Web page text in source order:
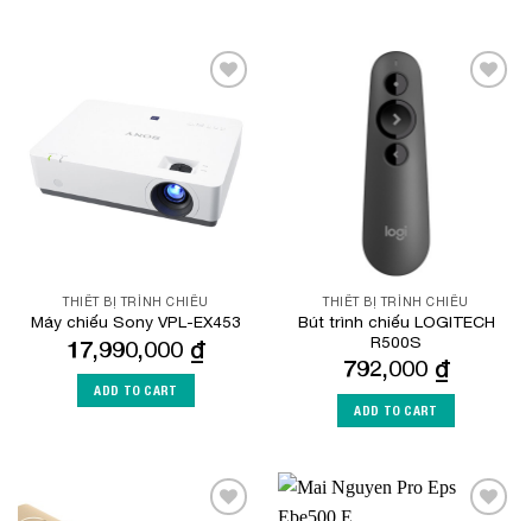
Wishlist
THIẾT BỊ TRÌNH CHIẾU
Máy chiếu Sony VPL-EX453
17,990,000 ₫
ADD TO CART
THIẾT BỊ TRÌNH CHIẾU
Bút trình chiếu LOGITECH
R500S
792,000 ₫
ADD TO CART